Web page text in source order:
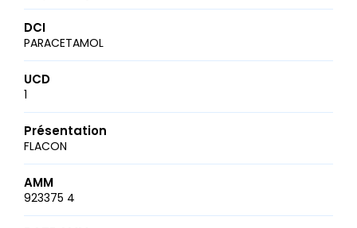
DCI
PARACETAMOL
UCD
1
Présentation
FLACON
AMM
923375 4